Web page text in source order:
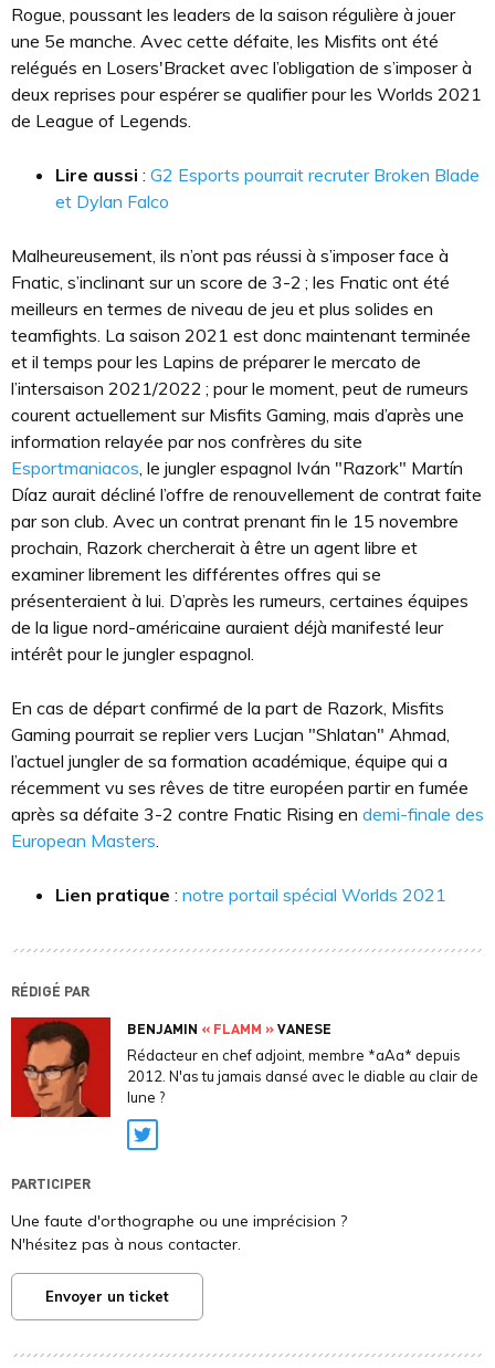
Rogue, poussant les leaders de la saison régulière à jouer
une 5e manche. Avec cette défaite, les Misfits ont été
relégués en Losers'Bracket avec l’obligation de s’imposer à
deux reprises pour espérer se qualifier pour les Worlds 2021
de League of Legends.
Lire aussi : G2 Esports pourrait recruter Broken Blade
et Dylan Falco
Malheureusement, ils n’ont pas réussi à s’imposer face à
Fnatic, s’inclinant sur un score de 3-2 ; les Fnatic ont été
meilleurs en termes de niveau de jeu et plus solides en
teamfights. La saison 2021 est donc maintenant terminée
et il temps pour les Lapins de préparer le mercato de
l’intersaison 2021/2022 ; pour le moment, peut de rumeurs
courent actuellement sur Misfits Gaming, mais d’après une
information relayée par nos confrères du site
Esportmaniacos, le jungler espagnol Iván "Razork" Martín
Díaz aurait décliné l’offre de renouvellement de contrat faite
par son club. Avec un contrat prenant fin le 15 novembre
prochain, Razork chercherait à être un agent libre et
examiner librement les différentes offres qui se
présenteraient à lui. D’après les rumeurs, certaines équipes
de la ligue nord-américaine auraient déjà manifesté leur
intérêt pour le jungler espagnol.
En cas de départ confirmé de la part de Razork, Misfits
Gaming pourrait se replier vers Lucjan "Shlatan" Ahmad,
l’actuel jungler de sa formation académique, équipe qui a
récemment vu ses rêves de titre européen partir en fumée
après sa défaite 3-2 contre Fnatic Rising en demi-finale des
European Masters.
Lien pratique : notre portail spécial Worlds 2021
RÉDIGÉ PAR
BENJAMIN « FLAMM »VANESE
Rédacteur en chef adjoint, membre *aAa* depuis
2012. N'as tu jamais dansé avec le diable au clair de
lune ?
Twitter
PARTICIPER
Une faute d'orthographe ou une imprécision ?
N'hésitez pas à nous contacter.
Envoyer un ticket